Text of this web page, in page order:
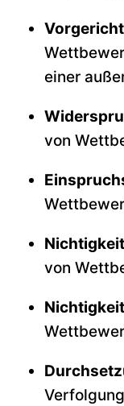
einer
von
von